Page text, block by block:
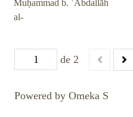
Muḥammad b. ʿAbdallāh
al-
de 2
Powered by Omeka S